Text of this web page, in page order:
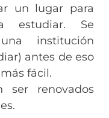
un lugar para
estudiar. Se
institución
antes de eso
fácil.
ser renovados